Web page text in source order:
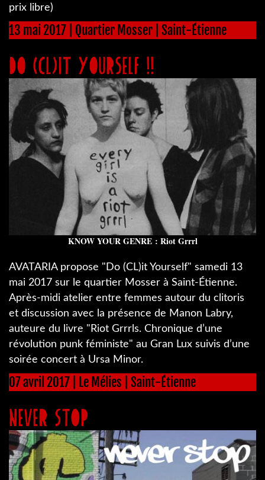
prix libre)
13 mai 2017 | Quartier Mosser | Saint-Étienne
Do (Cl)it Yourself !!
KNOW YOUR GENRE : Riot Grrrl
AVATARIA propose "Do (CL)it Yourself" samedi 13
mai 2017 sur le quartier Mosser à Saint-Étienne.
Après-midi atelier entre femmes autour du clitoris
et discussion ​avec la présence de Manon Labry,
auteure du livre "Riot Grrrls. Chronique d’une
révolution punk féministe" au Gran Lux suivis d’une
soirée concert à Ursa Minor.
07 avril 2017 | Le Mélies | Saint-Étienne
NEVER STOP